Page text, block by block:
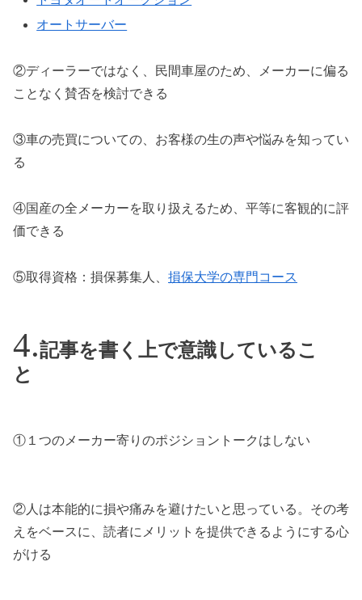
オートサーバー
②ディーラーではなく、民間車屋のため、メーカーに偏る
ことなく賛否を検討できる
③車の売買についての、お客様の生の声や悩みを知ってい
る
④国産の全メーカーを取り扱えるため、平等に客観的に評
価できる
⑤取得資格：損保募集人、 損保大学の専門コース
記事を書く上で意識しているこ
と
①１つのメーカー寄りのポジショントークはしない
②人は本能的に損や痛みを避けたいと思っている。その考
えをベースに、読者にメリットを提供できるようにする心
がける